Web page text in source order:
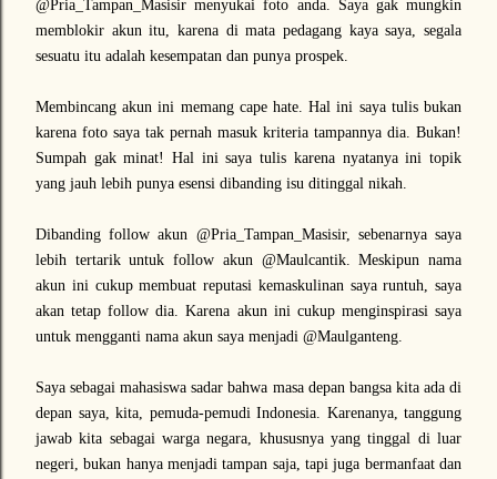
@Pria_Tampan_Masisir menyukai foto anda. Saya gak mungkin
memblokir akun itu, karena di mata pedagang kaya saya, segala
sesuatu itu adalah kesempatan dan punya prospek.
Membincang akun ini memang cape hate. Hal ini saya tulis bukan
karena foto saya tak pernah masuk kriteria tampannya dia. Bukan!
Sumpah gak minat! Hal ini saya tulis karena nyatanya ini topik
yang jauh lebih punya esensi dibanding isu ditinggal nikah.
Dibanding follow akun @Pria_Tampan_Masisir, sebenarnya saya
lebih tertarik untuk follow akun @Maulcantik. Meskipun nama
akun ini cukup membuat reputasi kemaskulinan saya runtuh, saya
akan tetap follow dia. Karena akun ini cukup menginspirasi saya
untuk mengganti nama akun saya menjadi @Maulganteng.
Saya sebagai mahasiswa sadar bahwa masa depan bangsa kita ada di
depan saya, kita, pemuda-pemudi Indonesia. Karenanya, tanggung
jawab kita sebagai warga negara, khususnya yang tinggal di luar
negeri, bukan hanya menjadi tampan saja, tapi juga bermanfaat dan